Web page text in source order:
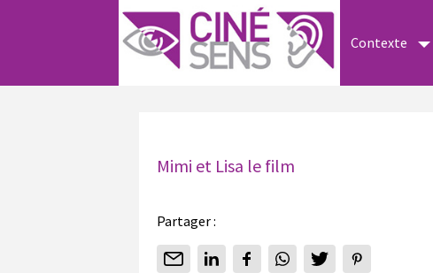
Contexte
Mimi et Lisa le film
Partager :